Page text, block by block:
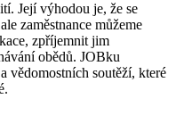
Její výhodou je, že se
zaměstnance můžeme
zpříjemnit jim
obědů. JOBku
vědomostních soutěží, které